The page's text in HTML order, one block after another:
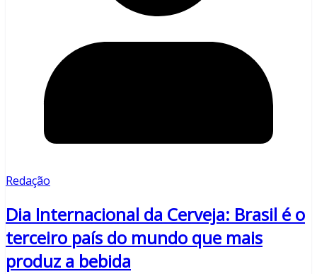
Redação
Dia Internacional da Cerveja: Brasil é o
terceiro país do mundo que mais
produz a bebida